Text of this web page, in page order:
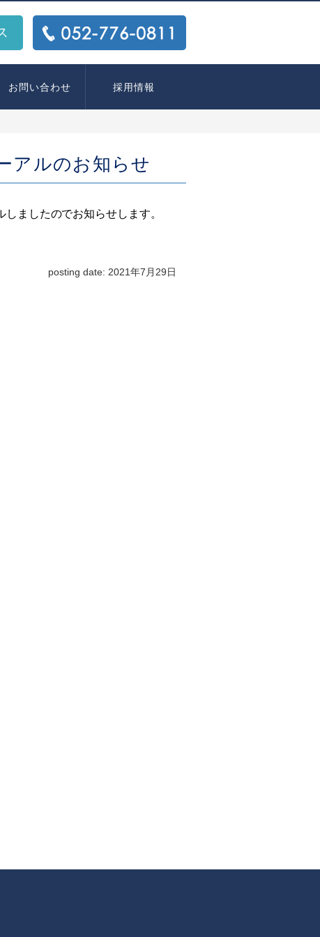
お問い合わせ 採用情報
052-776-0811
アルのお知らせ
ましたのでお知らせします。
posting date: 2021年7月29日